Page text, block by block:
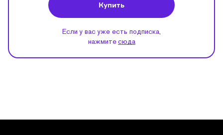
Купить
Если у вас уже есть подписка,
нажмите сюда